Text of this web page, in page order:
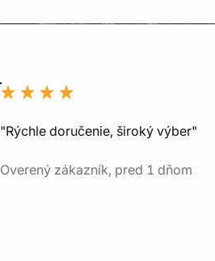
"Rýchle doručenie, široký výber"
Overený zákazník, pred 1 dňom